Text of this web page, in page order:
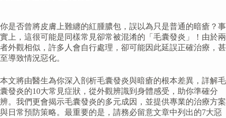
你是否曾將皮膚上難纏的紅腫膿包，誤以為只是普通的暗瘡？事
實上，這很可能是同樣常見卻常被混淆的「毛囊發炎」！由於兩
者外觀相似，許多人會自行處理，卻可能因此延誤正確治療，甚
至導致情況惡化。
本文將由醫生為你深入剖析毛囊發炎與暗瘡的根本差異，詳解毛
囊發炎的10大常見症狀，從外觀辨識到身體感受，助你準確分
辨。我們更會揭示毛囊發炎的多元成因，並提供專業的治療方案
與日常預防策略。最重要的是，請務必留意文章中列出的7大惡